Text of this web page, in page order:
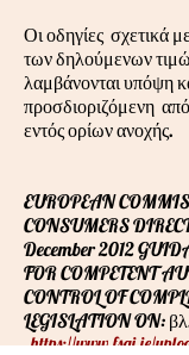
Οι οδηγίες σχετικά
των δηλούμενων
λαμβάνονται υπόψη
προσδιοριζόμενη
εντός ορίων ανοχής.
EUROPEAN
CONSUMERS
December 2012
FOR COMPETENT
CONTROL OF
LEGISLATION ON:
https://www.fsai.ie/